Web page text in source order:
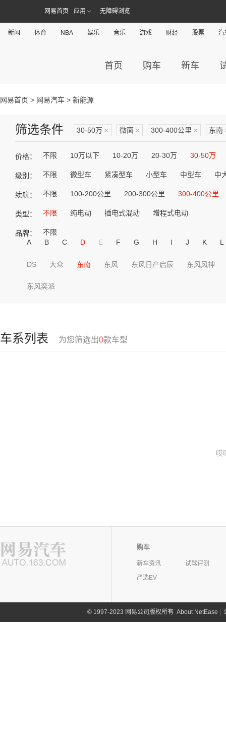
网易首页 应用 无障碍浏览
新闻 体育 NBA 娱乐 音乐 游戏 财经 股票 汽
首页 购车 新车
网易首页 > 网易汽车 > 新能源
筛选条件 30-50万 × 微面 × 300-400公里 × 东南
价格： 不限 10万以下 10-20万 20-30万 30-50万
级别： 不限 微型车 紧凑型车 小型车 中型车 中
续航： 不限 100-200公里 200-300公里 300-400公里
类型： 不限 纯电动 插电式混动 增程式电动
品牌：
不限
A
B C D E F G H I J K L
DS 大众 东南 东风 东风日产启辰 东风风神
东风奕派
车系列表 为您筛选出0款车型
哎
购车
新车资讯
试驾评测
严选EV
©1997-2023 网易公司版权所有 About NetEase